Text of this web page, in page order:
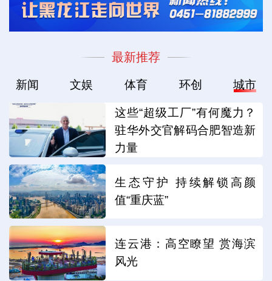
最新推荐
新闻 文娱 体育 环创 城市
这些“超级工厂”有何魔力？
驻华外交官解码合肥智造新
力量
生态守护 持续解锁高颜
值“重庆蓝”
连云港：高空瞭望 赏海滨
风光